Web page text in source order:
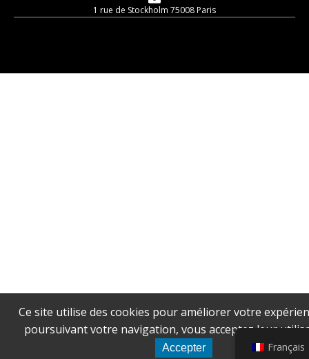
1 rue de Stockholm 75008 Paris
Ce site utilise des cookies pour améliorer votre
poursuivant votre navigation, vous acceptez leur
Accepter Français